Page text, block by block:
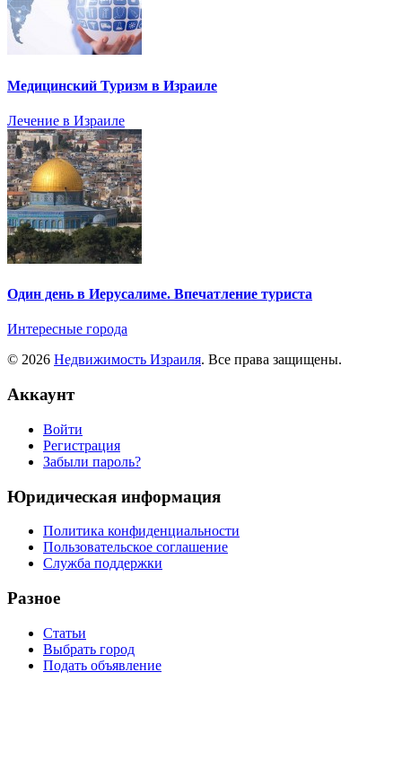
Медицинский Туризм в Израиле
Лечение в Израиле
Один день в Иерусалиме. Впечатление туриста
Интересные города
© 2026 Недвижимость Израиля. Все права защищены.
Аккаунт
Войти
Регистрация
Забыли пароль?
Юридическая информация
Политика конфиденциальности
Пользовательское соглашение
Служба поддержки
Разное
Статьи
Выбрать город
Подать объявление